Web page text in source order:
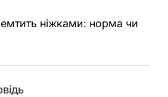
ніжками: норма чи